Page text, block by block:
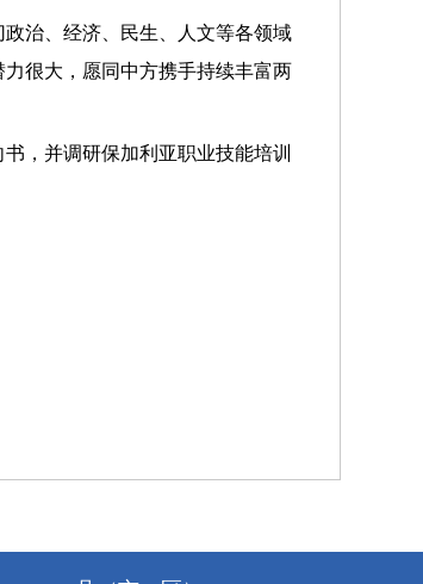
治、经济、民生、人文等各领域
很大，愿同中方携手持续丰富两
，并调研保加利亚职业技能培训